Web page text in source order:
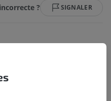
? SIGNALER